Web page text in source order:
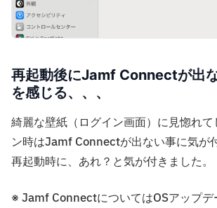
再起動後にJamf Connectが出
を感じる、、、
綺麗な壁紙（ログイン画面）に見惚れて
ン時はJamf Connectが出ない事に気が
再起動時に、あれ？と気が付きました。
※ Jamf ConnectについてはOSアップデ